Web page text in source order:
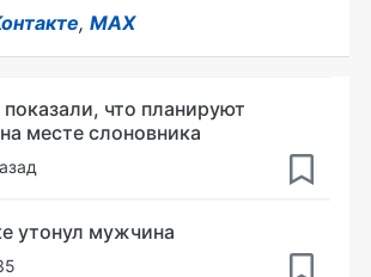
, MAX
показали, что планируют
месте слоновника
утонул мужчина